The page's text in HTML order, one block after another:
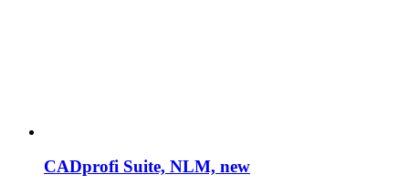
CADprofi Suite, NLM, new